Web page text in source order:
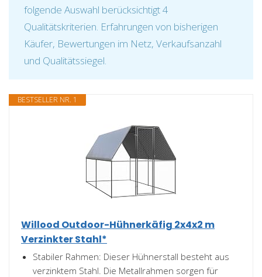
folgende Auswahl berücksichtigt 4
Qualitätskriterien. Erfahrungen von bisherigen
Käufer, Bewertungen im Netz, Verkaufsanzahl
und Qualitätssiegel.
BESTSELLER NR. 1
Willood Outdoor-Hühnerkäfig 2x4x2 m
Verzinkter Stahl*
Stabiler Rahmen: Dieser Hühnerstall besteht aus
verzinktem Stahl. Die Metallrahmen sorgen für